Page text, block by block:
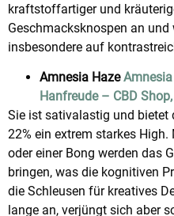
kraftstoffartiger und
Geschmacksknospen an und
insbesondere auf
Amnesia Haze
Hanfreude – CBD
Sie ist sativalastig und bietet
22% ein extrem starkes
oder einer Bong werden das
bringen, was die kognitiven
die Schleusen für kreatives
lange an, verjüngt sich aber